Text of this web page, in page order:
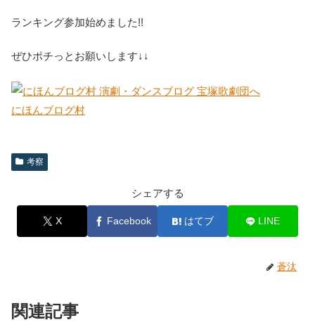
ランキング参加始めました!!
ぜひポチっとお願いします↓↓
にほんブログ村
考察
シェアする
X Facebook はてブ LINE
蒼汰
関連記事